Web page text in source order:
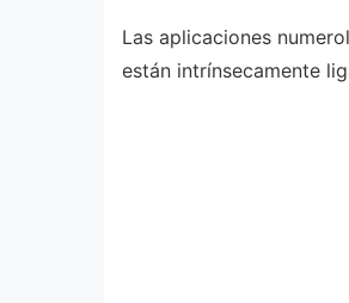
Las aplicaciones
están intrínsecamente